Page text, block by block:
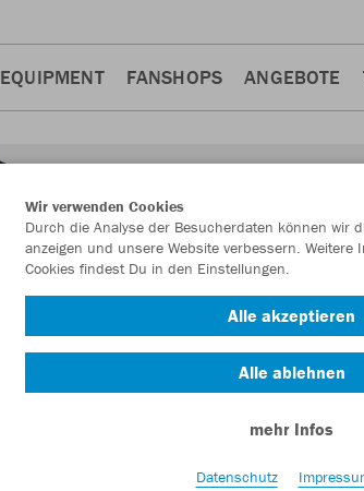
EQUIPMENT FANSHOPS ANGEBOTE
Wir verwenden Cookies
Durch die Analyse der Besucherdaten können wir
anzeigen und unsere Website verbessern. Weitere
Cookies findest Du in den Einstellungen.
Alle akzeptieren
Alle ablehnen
mehr Infos
Datenschutz